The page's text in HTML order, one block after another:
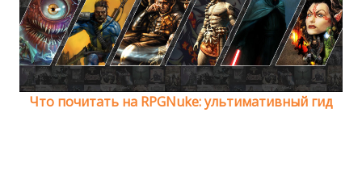
Что почитать на RPGNuke: ультимативный гид